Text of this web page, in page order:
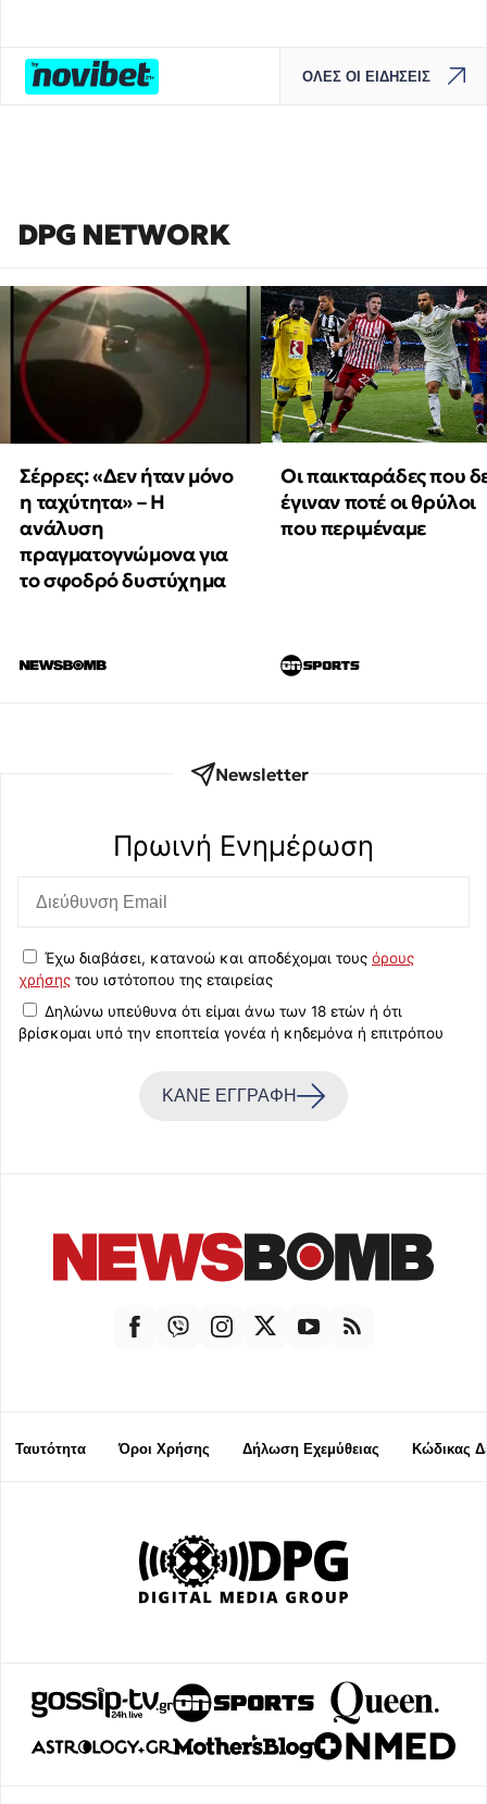
ΟΛΕΣ ΟΙ ΕΙΔΗΣΕΙΣ
DPG NETWORK
Σέρρες: «Δεν ήταν μόνο
η ταχύτητα» – Η
ανάλυση
πραγματογνώμονα για
το σφοδρό δυστύχημα
Οι παικταράδες που
έγιναν ποτέ οι θρύλοι
που περιμέναμε
Newsletter
Πρωινή Eνημέρωση
Έχω διαβάσει, κατανοώ και αποδέχομαι τους όρους
χρήσης του ιστότοπου της εταιρείας
Δηλώνω υπεύθυνα ότι είμαι άνω των 18 ετών ή ότι
βρίσκομαι υπό την εποπτεία γονέα ή κηδεμόνα ή επιτρόπου
ΚΑΝΕ ΕΓΓΡΑΦΗ
Ταυτότητα Όροι Χρήσης Δήλωση Εχεμύθειας Κώδικας